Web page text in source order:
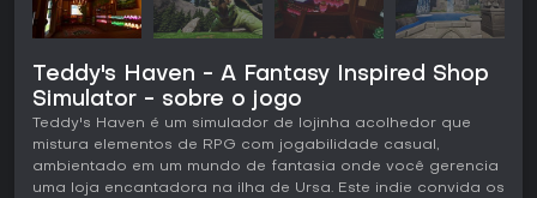
Teddy's Haven - A Fantasy Inspired Shop
Simulator - sobre o jogo
Teddy's Haven é um simulador de lojinha acolhedor que
mistura elementos de RPG com jogabilidade casual,
ambientado em um mundo de fantasia onde você gerencia
uma loja encantadora na ilha de Ursa. Este indie convida os